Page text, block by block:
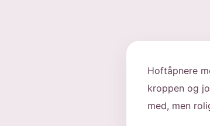
Hoftåpnere
kroppen og
med, men